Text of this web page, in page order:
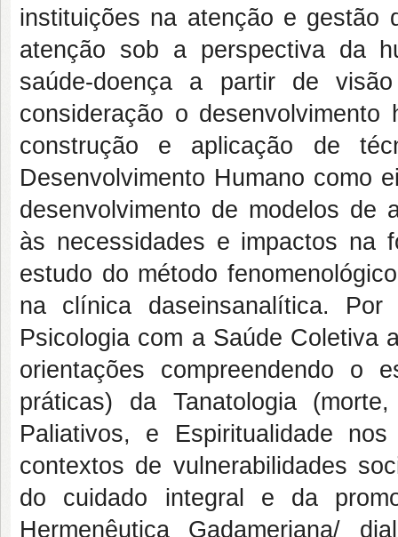
instituições na atenção e gestão
atenção sob a perspectiva da
saúde-doença a partir de
consideração o
construção e aplicação de
Desenvolvimento Humano como
desenvolvimento de modelos de
às necessidades e impactos na
estudo do método
na clínica daseinsanalítica.
Psicologia com a Saúde Coletiva
orientações compreendendo o
práticas) da Tanatologia
Paliativos, e Espiritualidade
contextos de vulnerabilidades
do cuidado integral e da
Hermenêutica Gadameriana/